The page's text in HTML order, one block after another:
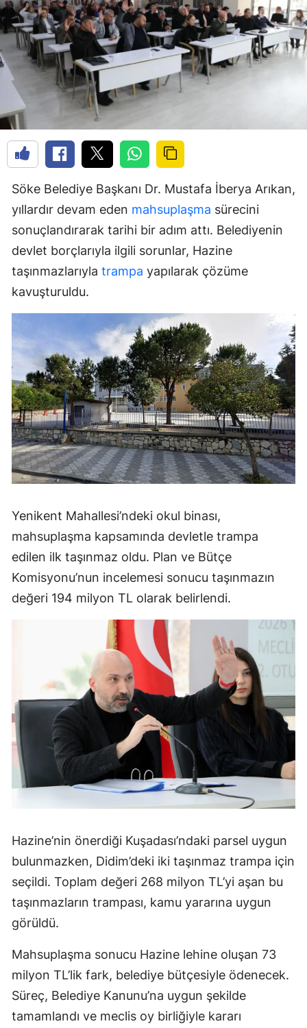
Söke Belediye Başkanı Dr. Mustafa İberya Arıkan,
yıllardır devam eden mahsuplaşma sürecini
sonuçlandırarak tarihi bir adım attı. Belediyenin
devlet borçlarıyla ilgili sorunlar, Hazine
taşınmazlarıyla trampa yapılarak çözüme
kavuşturuldu.
Yenikent Mahallesi’ndeki okul binası,
mahsuplaşma kapsamında devletle trampa
edilen ilk taşınmaz oldu. Plan ve Bütçe
Komisyonu’nun incelemesi sonucu taşınmazın
değeri 194 milyon TL olarak belirlendi.
Hazine’nin önerdiği Kuşadası’ndaki parsel uygun
bulunmazken, Didim’deki iki taşınmaz trampa için
seçildi. Toplam değeri 268 milyon TL’yi aşan bu
taşınmazların trampası, kamu yararına uygun
görüldü.
Mahsuplaşma sonucu Hazine lehine oluşan 73
milyon TL’lik fark, belediye bütçesiyle ödenecek.
Süreç, Belediye Kanunu’na uygun şekilde
tamamlandı ve meclis oy birliğiyle kararı